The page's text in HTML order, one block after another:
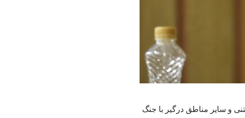
و سایر مناطق درگیر با جنگ